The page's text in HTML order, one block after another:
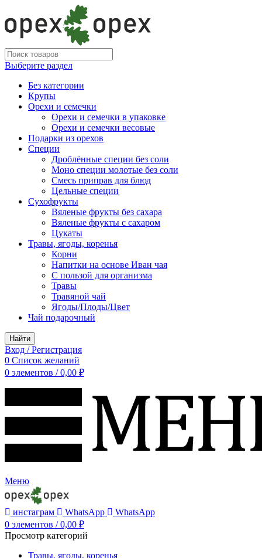
Выберите раздел
Без категории
Крупы
Орехи и семечки
Орехи и семечки в упаковке
Орехи и семечки весовые
Подарки из орехов
Специи
Дроблённые специи без соли
Моно специи молотые без соли
Смесь приправ для блюд
Цельные специи
Сухофрукты
Вяленые фрукты без сахара
Вяленые фрукты с сахаром
Цукаты
Травы, ягоды, коренья
Корни
Напитки на основе Иван чая
С пользой для организма
Травы
Травяной чай
Ягоды/Плоды/Цвет
Чай подарочный
Найти
Вход / Регистрация
0 Список желаний
0 элементов / 0,00 ₽
Меню
инстаграм WhatsApp
WhatsApp
0 элементов / 0,00 ₽
Просмотр категорий
Травы, ягоды, коренья